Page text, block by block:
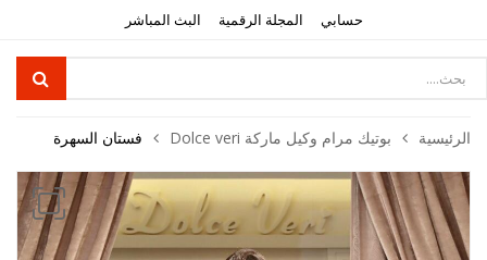
حسابي المجلة الرقمية البث المباشر
الرئيسية بوتيك مرام وكيل ماركة Dolce veri فستان السهرة